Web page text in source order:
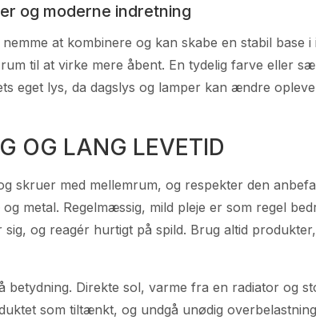
og moderne indretning
at kombinere og kan skabe en stabil
til at virke mere åbent. En tydelig farve eller
eget lys, da dagslys og lamper kan ændre
OG LANG LEVETID
skruer med mellemrum, og respekter den
metal. Regelmæssig, mild pleje er som regel
og reagér hurtigt på spild. Brug altid
betydning. Direkte sol, varme fra en radiator og
som tiltænkt, og undgå unødig